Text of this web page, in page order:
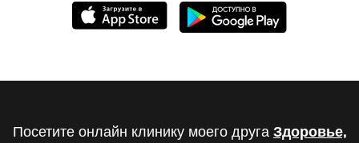
Посетите онлайн клинику моего друга Здоровье,